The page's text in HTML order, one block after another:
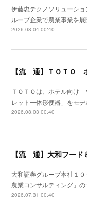
伊藤忠テクノソリューシ
ループ企業で農業事業を
2026.08.04 00:40
ＴＯＴＯは、ホテル向け
レット一体形便器」をモ
2026.08.03 00:40
大和証券グループ本社１
農業コンサルティング」
2026.07.31 00:40